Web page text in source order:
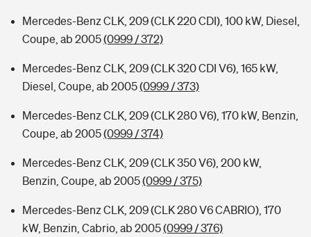
Mercedes-Benz CLK, 209 (CLK 220 CDI), 100 kW, Diesel,
Coupe, ab 2005(0999 / 372)
Mercedes-Benz CLK, 209 (CLK 320 CDI V6), 165 kW,
Diesel, Coupe, ab 2005(0999 / 373)
Mercedes-Benz CLK, 209 (CLK 280 V6), 170 kW, Benzin,
Coupe, ab 2005(0999 / 374)
Mercedes-Benz CLK, 209 (CLK 350 V6), 200 kW,
Benzin, Coupe, ab 2005(0999 / 375)
Mercedes-Benz CLK, 209 (CLK 280 V6 CABRIO), 170
kW, Benzin, Cabrio, ab 2005(0999 / 376)